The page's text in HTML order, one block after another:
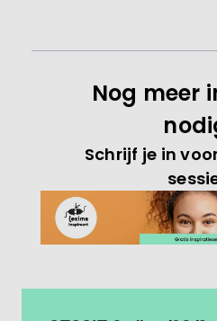
Nog meer
Schrijf je in